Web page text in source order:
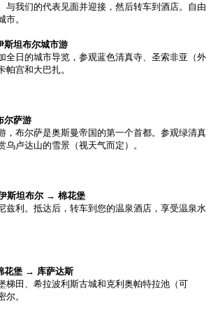
与我们的代表见面并迎接，然后转车到酒店。自由
市。
斯坦布尔城市游
全日的城市导览，参观蓝色清真寺、圣索非亚（外
帕宫和大巴扎。
尔萨游
，布尔萨是奥斯曼帝国的第一个首都。参观绿清真
乌卢达山的雪景（视天气而定）。
斯坦布尔 → 棉花堡
兹利。抵达后，转车到您的温泉酒店，享受温泉水
花堡 → 库萨达斯
梯田、希拉波利斯古城和克利奥帕特拉池（可
尔。